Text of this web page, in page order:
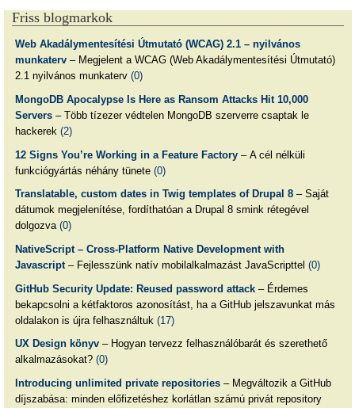
Friss blogmarkok
Web Akadálymentesítési Útmutató (WCAG) 2.1 – nyilvános
munkaterv– Megjelent a WCAG (Web Akadálymentesítési Útmutató)
2.1 nyilvános munkaterv (0)
MongoDB Apocalypse Is Here as Ransom Attacks Hit 10,000
Servers– Több tízezer védtelen MongoDB szerverre csaptak le
hackerek (2)
12 Signs You’re Working in a Feature Factory– A cél nélküli
funkciógyártás néhány tünete (0)
Translatable, custom dates in Twig templates of Drupal 8– Saját
dátumok megjelenítése, fordíthatóan a Drupal 8 smink rétegével
dolgozva (0)
NativeScript – Cross-Platform Native Development with
Javascript– Fejlesszünk natív mobilalkalmazást JavaScripttel (0)
GitHub Security Update: Reused password attack– Érdemes
bekapcsolni a kétfaktoros azonosítást, ha a GitHub jelszavunkat más
oldalakon is újra felhasználtuk (17)
UX Design könyv– Hogyan tervezz felhasználóbarát és szerethető
alkalmazásokat? (0)
Introducing unlimited private repositories– Megváltozik a GitHub
díjszabása: minden előfizetéshez korlátlan számú privát repository